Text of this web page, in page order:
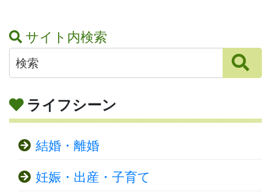
サイト内検索
ライフシーン
結婚・離婚
妊娠・出産・子育て